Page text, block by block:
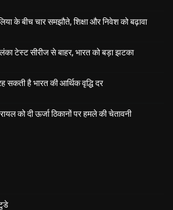
के बीच चार समझौते, शिक्षा और निवेश को बढ़ावा
टेस्ट सीरीज से बाहर, भारत को बड़ा झटका
सकती है भारत की आर्थिक वृद्धि दर
को दी ऊर्जा ठिकानों पर हमले की चेतावनी